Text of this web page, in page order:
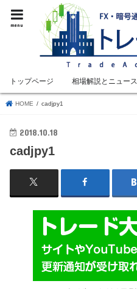
menu
トップページ 相場解説とニュース
HOME cadjpy1
2018.10.18
cadjpy1